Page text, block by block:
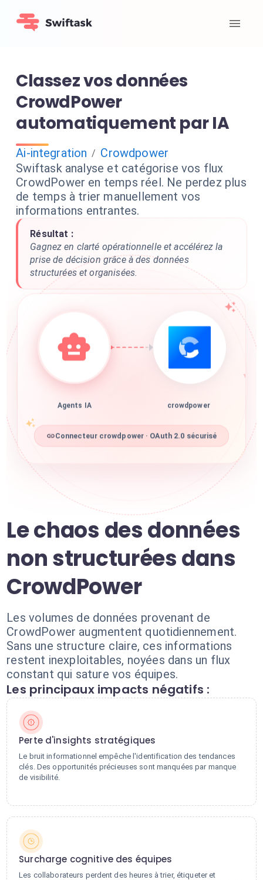
Classez vos données
CrowdPower
automatiquement par IA
Ai-integration / Crowdpower
Swiftask analyse et catégorise vos flux
CrowdPower en temps réel. Ne perdez plus
de temps à trier manuellement vos
informations entrantes.
Résultat :
Gagnez en clarté opérationnelle et accélérez la
prise de décision grâce à des données
structurées et organisées.
Agents IA crowdpower
Connecteur crowdpower · OAuth 2.0 sécurisé
Le chaos des données
non structurées dans
CrowdPower
Les volumes de données provenant de
CrowdPower augmentent quotidiennement.
Sans une structure claire, ces informations
restent inexploitables, noyées dans un flux
constant qui sature vos équipes.
Les principaux impacts négatifs :
Perte d'insights stratégiques
Le bruit informationnel empêche l'identification des tendances
clés. Des opportunités précieuses sont manquées par manque
de visibilité.
Surcharge cognitive des équipes
Les collaborateurs perdent des heures à trier, étiqueter et